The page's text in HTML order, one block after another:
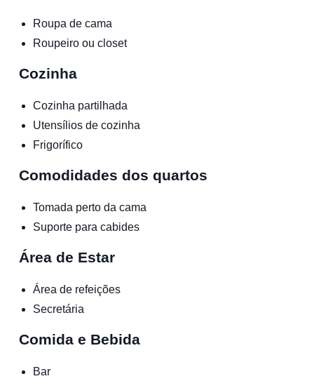
Roupa de cama
Roupeiro ou closet
Cozinha
Cozinha partilhada
Utensílios de cozinha
Frigorífico
Comodidades dos quartos
Tomada perto da cama
Suporte para cabides
Área de Estar
Área de refeições
Secretária
Comida e Bebida
Bar